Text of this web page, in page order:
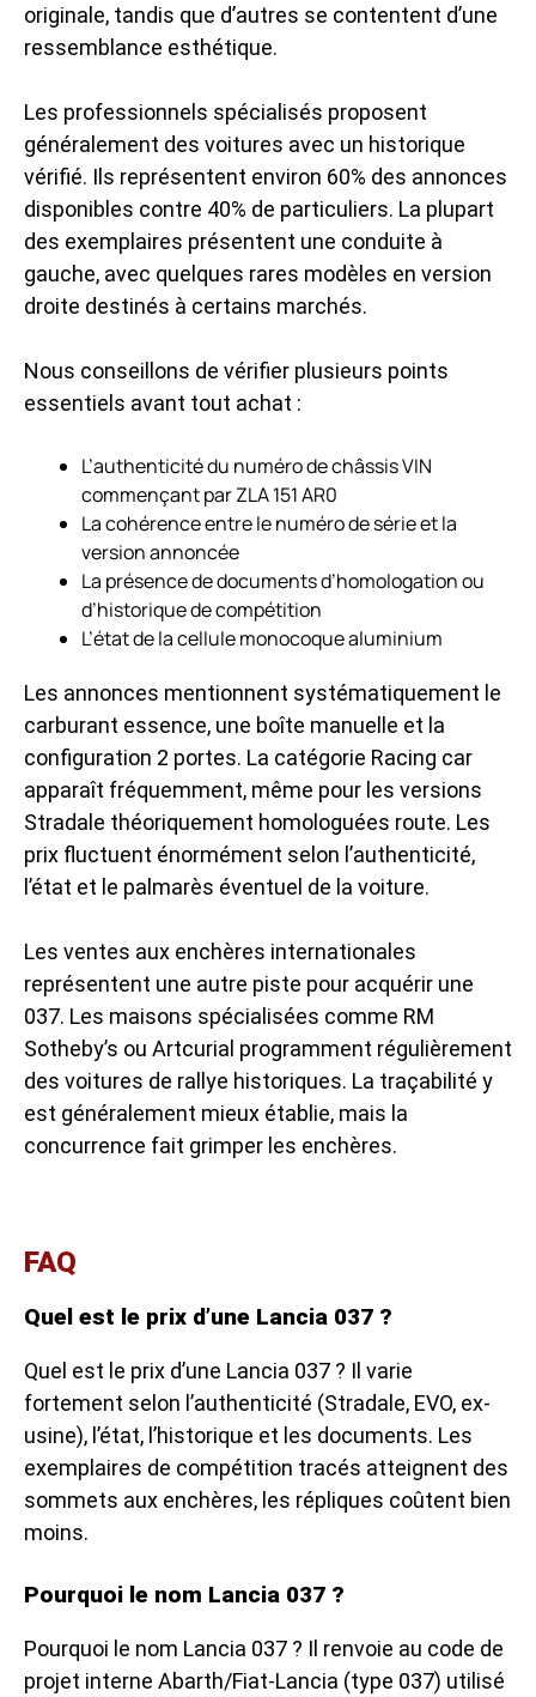
originale, tandis que d’autres se contentent d’une
ressemblance esthétique.
Les professionnels spécialisés proposent
généralement des voitures avec un historique
vérifié. Ils représentent environ 60% des annonces
disponibles contre 40% de particuliers. La plupart
des exemplaires présentent une conduite à
gauche, avec quelques rares modèles en version
droite destinés à certains marchés.
Nous conseillons de vérifier plusieurs points
essentiels avant tout achat :
L’authenticité du numéro de châssis VIN
commençant par ZLA 151 AR0
La cohérence entre le numéro de série et la
version annoncée
La présence de documents d’homologation ou
d’historique de compétition
L’état de la cellule monocoque aluminium
Les annonces mentionnent systématiquement le
carburant essence, une boîte manuelle et la
configuration 2 portes. La catégorie Racing car
apparaît fréquemment, même pour les versions
Stradale théoriquement homologuées route. Les
prix fluctuent énormément selon l’authenticité,
l’état et le palmarès éventuel de la voiture.
Les ventes aux enchères internationales
représentent une autre piste pour acquérir une
037. Les maisons spécialisées comme RM
Sotheby’s ou Artcurial programment régulièrement
des voitures de rallye historiques. La traçabilité y
est généralement mieux établie, mais la
concurrence fait grimper les enchères.
FAQ
Quel est le prix d’une Lancia 037 ?
Quel est le prix d’une Lancia 037 ? Il varie
fortement selon l’authenticité (Stradale, EVO, ex-
usine), l’état, l’historique et les documents. Les
exemplaires de compétition tracés atteignent des
sommets aux enchères, les répliques coûtent bien
moins.
Pourquoi le nom Lancia 037 ?
Pourquoi le nom Lancia 037 ? Il renvoie au code de
projet interne Abarth/Fiat-Lancia (type 037) utilisé